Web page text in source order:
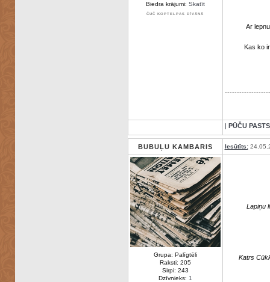
Biedra krājumi: Skatīt
ČUČ KOPTELPAS DĪVĀNĀ
Ar
Kas ko
| PŪČU PASTS
BUBUĻU KAMBARIS Iesūtīts:
Grupa: Palīgtēli
Raksti: 205
Sirpi: 243
Dzīvnieks: 1
Lapiņu
Katrs